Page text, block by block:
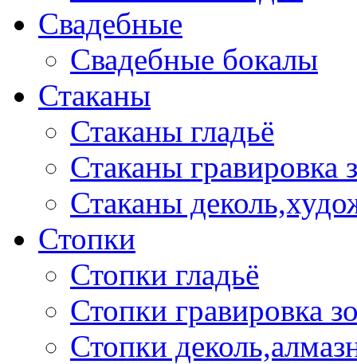
Свадебные
Свадебные бокалы
Стаканы
Стаканы гладьё
Стаканы гравировка
Стаканы
Стопки
Стопки гладьё
Стопки гравировка
Стопки